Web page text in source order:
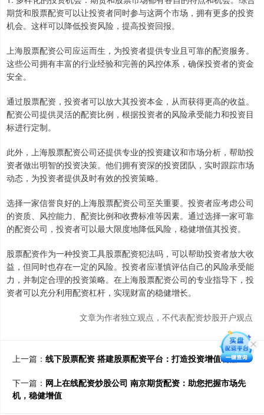
期货和股票配资可以让投资者同时参与这两个市场，拥有更多的投资
机会。这样可以降低投资风险，提高投资回报。
上海股票配资公司应运而生，为投资者提供专业且可靠的配资服务。
这些公司拥有丰富的行业经验和完善的风控体系，确保投资者的资金
安全。
通过股票配资，投资者可以放大其投资本金，从而获得更高的收益。
配资公司提供灵活的配资比例，根据投资者的风险承受能力和投资目
标进行定制。
此外，上海股票配资公司还提供专业的投资建议和市场分析，帮助投
资者做出明智的投资决策。他们拥有资深的投资团队，实时跟踪市场
动态，为投资者提供及时有效的投资策略。
选择一家信誉良好的上海股票配资公司至关重要。投资者应考虑公司
的资质、风控能力、配资比例和收费标准等因素。通过选择一家可靠
的配资公司，投资者可以最大限度地降低风险，稳健增值其投资。
股票配资作为一种投资工具股票配资犯法吗，可以帮助投资者放大收
益，但同时也存在一定的风险。投资者应谨慎评估自己的风险承受能
力，并制定合理的投资策略。在上海股票配资公司的专业指导下，投
资者可以充分利用配资杠杆，实现财富的稳健增长。
文章为作者独立观点，不代表配资炒股开户观点
上一篇： 线下股票配资 搭建股票配资平台：打造投资增值利器
下一篇： 网上在线配资炒股公司 南京期货配资：助您把握市场先
机，稳健增值